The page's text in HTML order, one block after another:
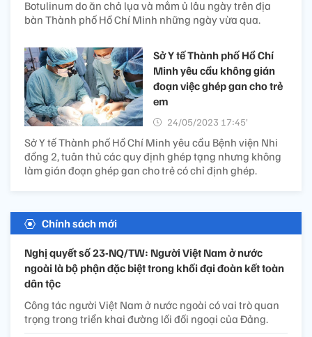
Botulinum do ăn chả lụa và mắm ủ lâu ngày trên địa
bàn Thành phố Hồ Chí Minh những ngày vừa qua.
Sở Y tế Thành phố Hồ Chí
Minh yêu cầu không gián
đoạn việc ghép gan cho trẻ
em
24/05/2023 17:45’
Sở Y tế Thành phố Hồ Chí Minh yêu cầu Bệnh viện Nhi
đồng 2, tuân thủ các quy định ghép tạng nhưng không
làm gián đoạn ghép gan cho trẻ có chỉ định ghép.
Chính sách mới
Nghị quyết số 23-NQ/TW: Người Việt Nam ở nước
ngoài là bộ phận đặc biệt trong khối đại đoàn kết toàn
dân tộc
Công tác người Việt Nam ở nước ngoài có vai trò quan
trọng trong triển khai đường lối đối ngoại của Đảng.